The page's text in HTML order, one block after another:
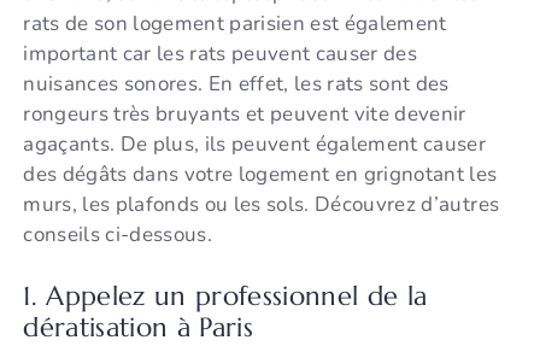
rats de son logement parisien est également
important car les rats peuvent causer des
nuisances sonores. En effet, les rats sont des
rongeurs très bruyants et peuvent vite devenir
agaçants. De plus, ils peuvent également causer
des dégâts dans votre logement en grignotant les
murs, les plafonds ou les sols. Découvrez d’autres
conseils ci-dessous.
1. Appelez un professionnel de la
dératisation à Paris